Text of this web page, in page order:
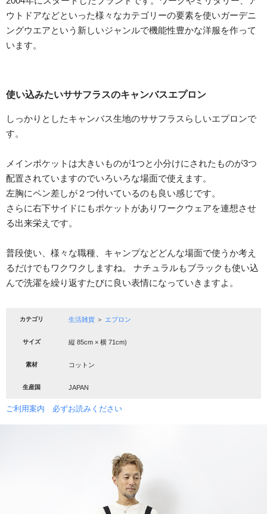
ウトドアなどといった様々なカテゴリーの要素を使いガーデニ
ングウエアという新しいジャンルで機能性豊かな洋服を作って
います。
使い込みたいササフラスのキャンバスエプロン
しっかりとしたキャンバス生地のササフラスらしいエプロンで
す。
メインポケットは大きいものが1つと小分けにされたものが3つ
配置されていますのでいろいろな場面で使えます。
左胸にペン差しが２つ付いているのも良い感じです。
さらに右下サイドにもポケットがありワークウェアを連想させ
る出来栄えです。
普段使い、様々な職種、キャンプなどどんな場面で使うか考え
るだけでもワクワクしますね。 ナチュラルもブラックも使い込
んで洗濯を繰り返すたびに良い表情になっていきますよ。
カテゴリ 生活雑貨 ＞ エプロン
サイズ 縦 85cm × 横 71cm)
素材 コットン
生産国 JAPAN
ご利用案内 必ずお読みください